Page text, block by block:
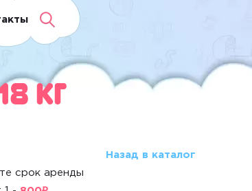
кг
Назад в каталог
срок аренды